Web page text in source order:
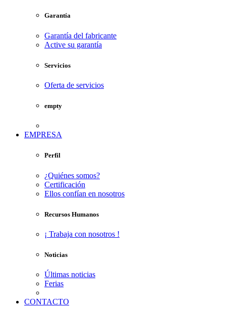
Garantía
Garantía del fabricante
Active su garantía
Servicios
Oferta de servicios
empty
EMPRESA
Perfil
¿Quiénes somos?
Certificación
Ellos confían en nosotros
Recursos Humanos
¡ Trabaja con nosotros !
Noticias
Últimas noticias
Ferias
CONTACTO